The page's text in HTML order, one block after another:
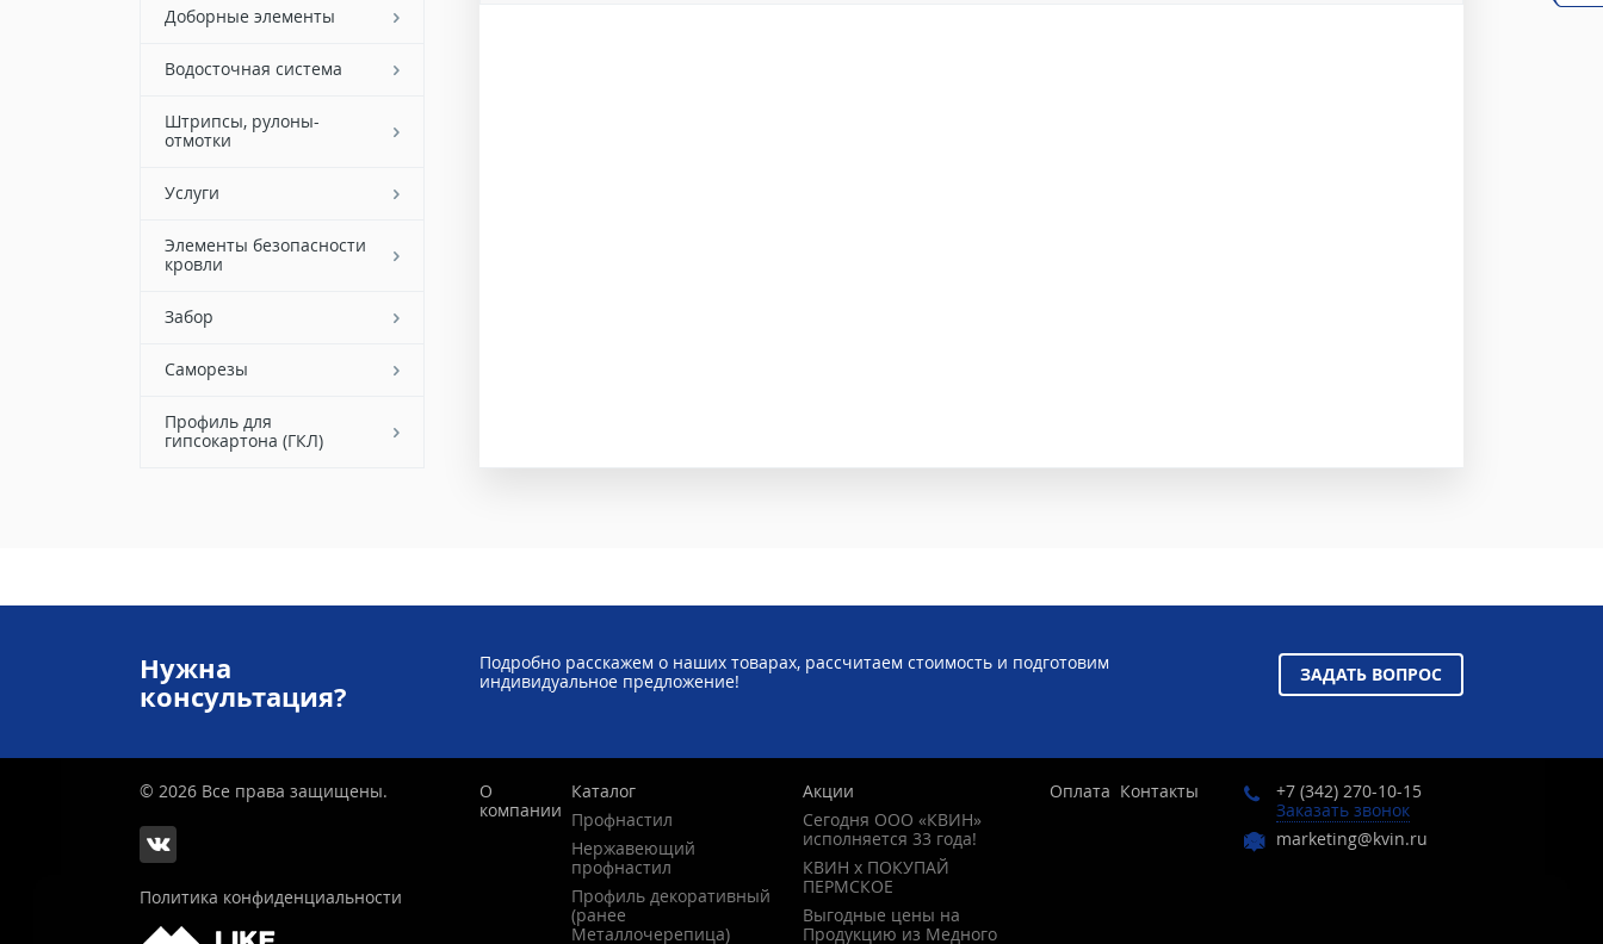
Доборные элементы
Водосточная система
Штрипсы, рулоны-
отмотки
Услуги
Элементы безопасности
кровли
Забор
Саморезы
Профиль для
гипсокартона (ГКЛ)
Нужна
консультация?
Подробно расскажем о наших товарах, рассчитаем стоимость и подготовим
индивидуальное предложение!
ЗАДАТЬ ВОПРОС
© 2026 Все права защищены.
Политика конфиденциальности
О
компании
Каталог
Профнастил
Нержавеющий
профнастил
Профиль декоративный
(ранее
Металлочерепица)
Акции
Сегодня ООО «КВИН»
исполняется 33 года!
КВИН х ПОКУПАЙ
ПЕРМСКОЕ
Выгодные цены на
Продукцию из Медного
Оплата Контакты
+7 (342) 270-10-15
Заказать звонок
marketing@kvin.ru